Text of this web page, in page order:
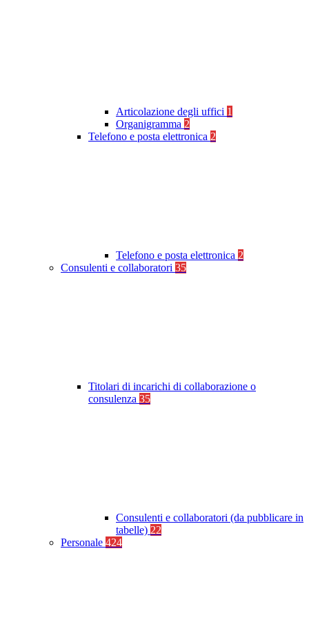
Articolazione degli uffici 1
Organigramma 2
Telefono e posta elettronica 2
Telefono e posta elettronica 2
Consulenti e collaboratori 35
Titolari di incarichi di collaborazione o
consulenza 35
Consulenti e collaboratori (da pubblicare in
tabelle) 22
Personale 424